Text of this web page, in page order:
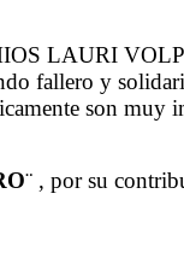
LAURI
fallero y
son muy
¨ , por su